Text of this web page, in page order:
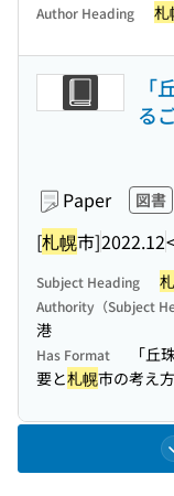
Author Heading 札
「
る
Paper 図書
[札幌市]2022.12
Subject Heading
Authority（Subject
港
Has Format
「丘
要と札幌市の考え方